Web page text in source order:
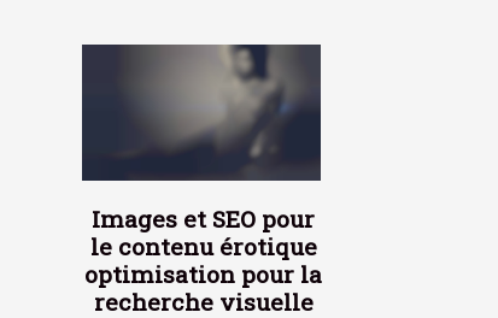
Images et SEO pour
le contenu érotique
optimisation pour la
recherche visuelle